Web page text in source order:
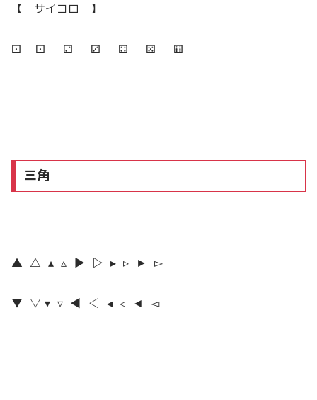
【 サイコロ 】
⚀ ⚀ ⚁ ⚂ ⚃ ⚄ ⚅
三角
▲ △ ▴ ▵ ▶︎ ▷ ▸ ▹ ► ▻
▼ ▽ ▾ ▿ ◀︎ ◁ ◂ ◃ ◄ ◅